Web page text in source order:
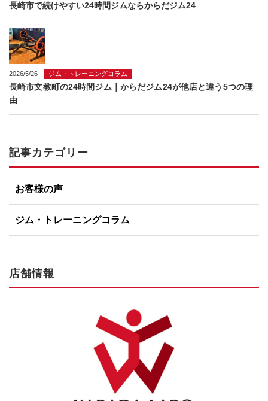
長崎市で続けやすい24時間ジムならからだジム24
2026/5/26 ジム・トレーニングコラム
長崎市文教町の24時間ジム｜からだジム24が他店と違う5つの理
由
記事カテゴリー
お客様の声
ジム・トレーニングコラム
店舗情報